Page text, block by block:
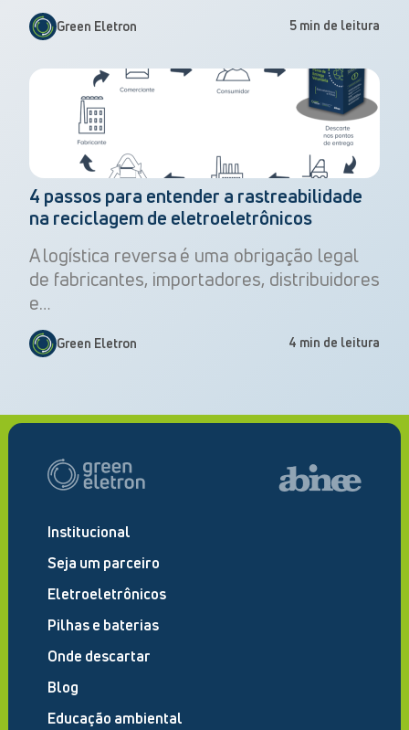
Green Eletron 5 min de leitura
4 passos para entender a rastreabilidade
na reciclagem de eletroeletrônicos
A logística reversa é uma obrigação legal
de fabricantes, importadores, distribuidores
e…
Green Eletron 4 min de leitura
Institucional
Seja um parceiro
Eletroeletrônicos
Pilhas e baterias
Onde descartar
Blog
Educação ambiental